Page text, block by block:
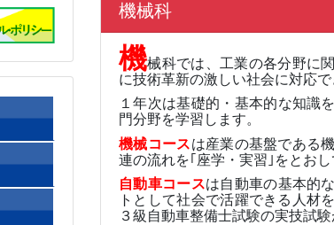
機械科
機械科では、工業の各分野に
に技術革新の激しい社会に対応で
１年次は基礎的・基本的な知識
門分野を学習します。
機械コースは産業の基盤である
連の流れを｢座学・実習｣をとお
自動車コースは自動車の基本的
トとして社会で活躍できる人材
３級自動車整備士試験の実技試験